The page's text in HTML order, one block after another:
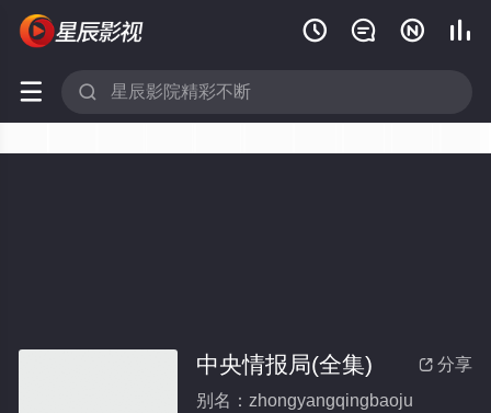
   
 
 分享
中央情报局(全集)
别名：zhongyangqingbaoju